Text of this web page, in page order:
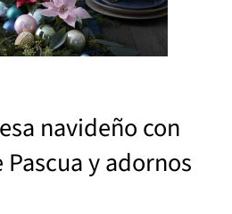
navideño con
y adornos